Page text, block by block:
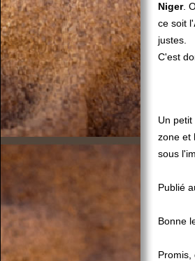
Niger.
ce soit l'
justes.
C'est
Un
zone et
sous
Publié
Bonne